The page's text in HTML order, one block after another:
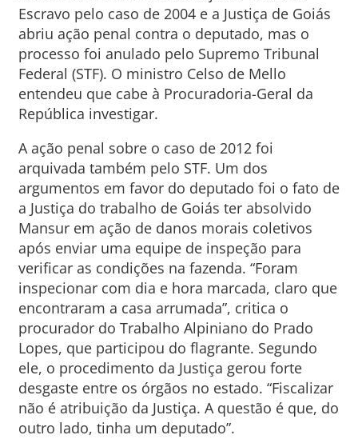
Escravo pelo caso de 2004 e a Justiça de Goiás
abriu ação penal contra o deputado, mas o
processo foi anulado pelo Supremo Tribunal
Federal (STF). O ministro Celso de Mello
entendeu que cabe à Procuradoria-Geral da
República investigar.
A ação penal sobre o caso de 2012 foi
arquivada também pelo STF. Um dos
argumentos em favor do deputado foi o fato de
a Justiça do trabalho de Goiás ter absolvido
Mansur em ação de danos morais coletivos
após enviar uma equipe de inspeção para
verificar as condições na fazenda. “Foram
inspecionar com dia e hora marcada, claro que
encontraram a casa arrumada”, critica o
procurador do Trabalho Alpiniano do Prado
Lopes, que participou do flagrante. Segundo
ele, o procedimento da Justiça gerou forte
desgaste entre os órgãos no estado. “Fiscalizar
não é atribuição da Justiça. A questão é que, do
outro lado, tinha um deputado”.